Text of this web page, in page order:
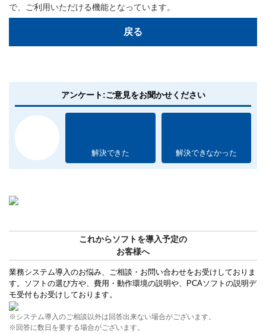
で、ご利用いただける機能となっています。
戻る
アンケート:ご意見をお聞かせください
解決できた 解決できなかった
これからソフトを導入予定の
お客様へ
業務システム導入のお悩み、ご相談・お問い合わせをお受けしておりま
す。ソフトの選び方や、費用・動作環境の説明や、PCAソフトの説明デ
モ受付もお受けしております。
※システム導入のご相談以外は回答出来ない場合がございます。
※回答に数日を要する場合がございます。